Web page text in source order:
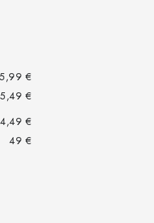
5,99 €
5,49 €
4,49 €
49 €